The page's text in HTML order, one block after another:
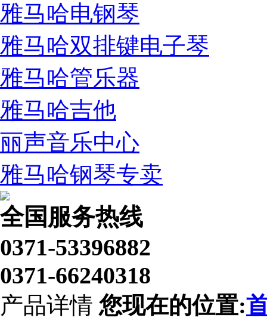
雅马哈电钢琴
雅马哈双排键电子琴
雅马哈管乐器
雅马哈吉他
丽声音乐中心
雅马哈钢琴专卖
全国服务热线
0371-53396882
0371-66240318
产品详情 您现在的位置: